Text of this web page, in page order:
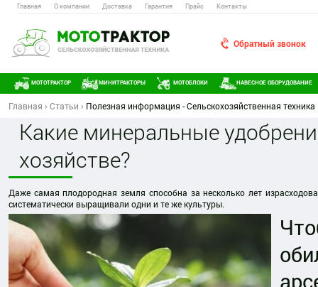
Главная О компании Доставка Гарантия Прайс Контакты
Обратный звонок
МОТОТРАКТОР МИНИТРАКТОРЫ МОТОБЛОКИ НАВЕСНОЕ ОБОРУДОВАНИЕ
Главная › Статьи › Полезная информация - Сельскохозяйственная
Какие минеральные
хозяйстве?
Даже самая плодородная земля способна за несколько лет
систематически выращивали одни и те же культуры.